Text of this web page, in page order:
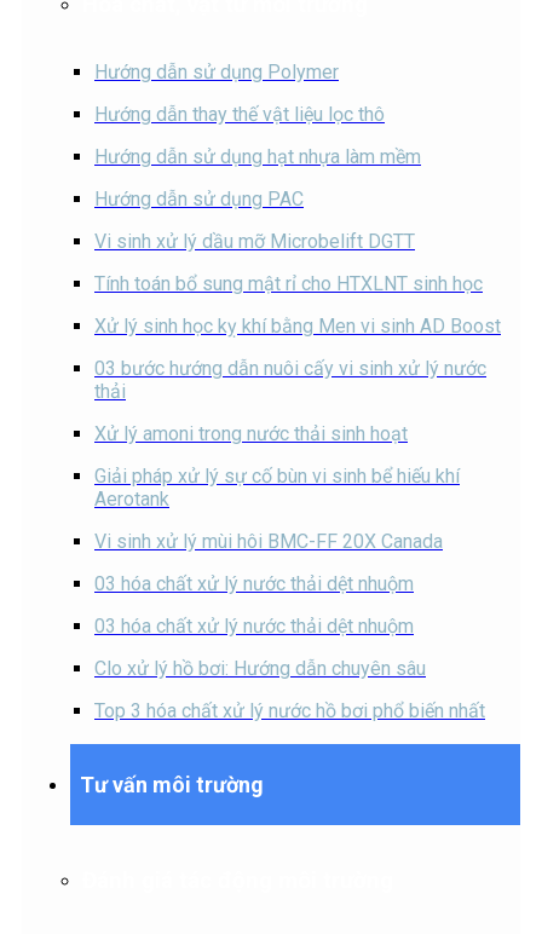
Hướng dẫn sử dụng Polymer
Hướng dẫn thay thế vật liệu lọc thô
Hướng dẫn sử dụng hạt nhựa làm mềm
Hướng dẫn sử dụng PAC
Vi sinh xử lý dầu mỡ Microbelift DGTT
Tính toán bổ sung mật rỉ cho HTXLNT sinh học
Xử lý sinh học kỵ khí bằng Men vi sinh AD Boost
03 bước hướng dẫn nuôi cấy vi sinh xử lý nước
thải
Xử lý amoni trong nước thải sinh hoạt
Giải pháp xử lý sự cố bùn vi sinh bể hiếu khí
Aerotank
Vi sinh xử lý mùi hôi BMC-FF 20X Canada
03 hóa chất xử lý nước thải dệt nhuộm
03 hóa chất xử lý nước thải dệt nhuộm
Clo xử lý hồ bơi: Hướng dẫn chuyên sâu
Top 3 hóa chất xử lý nước hồ bơi phổ biến nhất
Tư vấn môi trường